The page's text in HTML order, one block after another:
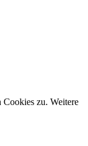
zu. Weitere